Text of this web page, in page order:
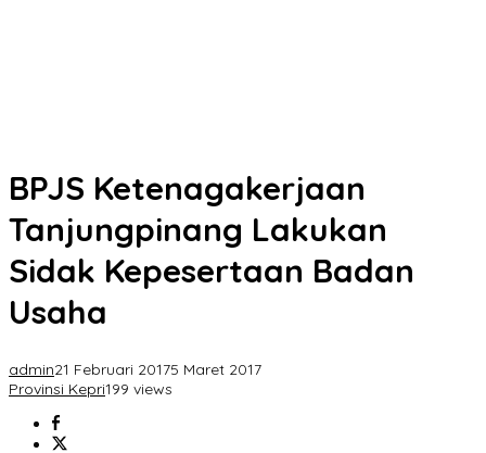
BPJS Ketenagakerjaan
Tanjungpinang Lakukan
Sidak Kepesertaan Badan
Usaha
admin21 Februari 20175 Maret 2017
Provinsi Kepri199 views